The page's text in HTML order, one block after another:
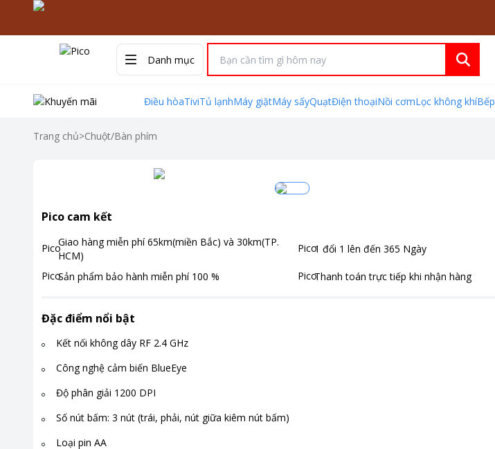
Danh mục
Điều hòaTiviTủ lạnhMáy giặtMáy sấyQuạtĐiện thoạiNồi cơmLọc không khíBếp
Trang chủ>Chuột/Bàn phím
Pico cam kết
Giao hàng miễn phí 65km(miền Bắc) và 30km(TP.
HCM)
1 đổi 1 lên đến365 Ngày
Sản phẩm bảo hành miễn phí 100 % Thanh toán trực tiếp khi nhận hàng
Đặc điểm nổi bật
Kết nối không dây RF 2.4 GHz
Công nghệ cảm biến BlueEye
Độ phân giải 1200 DPI
Số nút bấm: 3 nút (trái, phải, nút giữa kiêm nút bấm)
Loại pin AA